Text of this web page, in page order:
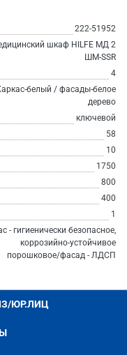
222-51952
шкаф HILFE МД 2
ШМ-SSR
4
белый / фасады-белое
дерево
ключевой
58
10
1750
800
400
1
- гигиенически безопасное,
коррозийно-устойчивое
порошковое/фасад - ЛДСП
ЮР.ЛИЦ